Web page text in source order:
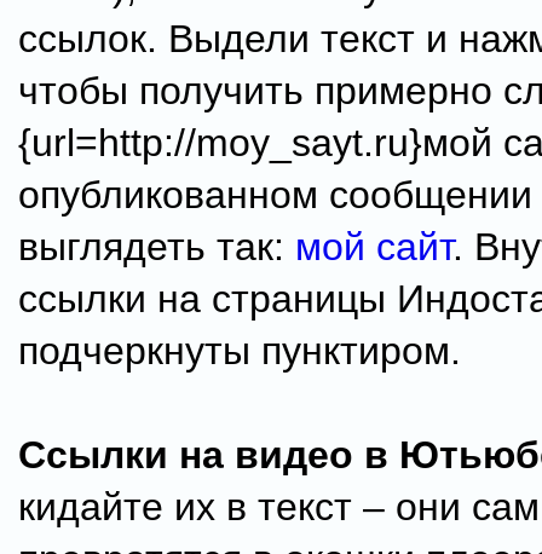
ссылок. Выдели текст и
чтобы получить примерно
{url=http://moy_sayt.ru}мой
опубликованном сообщении
выглядеть так: мой сайт.
ссылки на страницы
подчеркнуты пунктиром.
Ссылки на видео в
кидайте их в текст – они